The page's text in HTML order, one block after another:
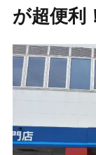
が超便利